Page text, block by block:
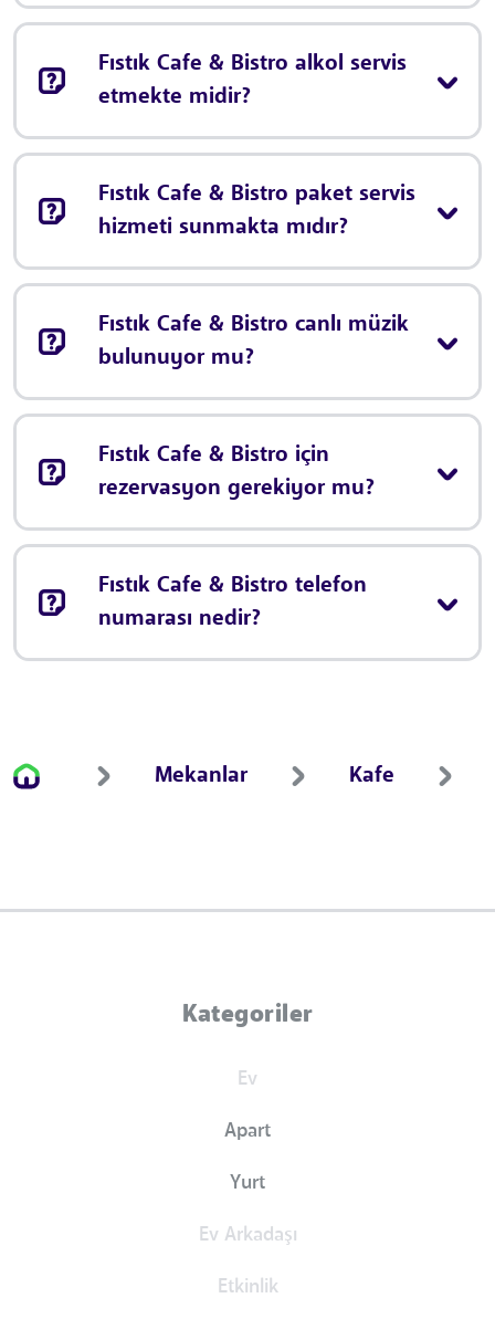
Fıstık Cafe & Bistro alkol servis
etmekte midir?
Fıstık Cafe & Bistro paket servis
hizmeti sunmakta mıdır?
Fıstık Cafe & Bistro canlı müzik
bulunuyor mu?
Fıstık Cafe & Bistro için
rezervasyon gerekiyor mu?
Fıstık Cafe & Bistro telefon
numarası nedir?
Mekanlar Kafe
Kategoriler
Ev
Apart
Yurt
Ev Arkadaşı
Etkinlik